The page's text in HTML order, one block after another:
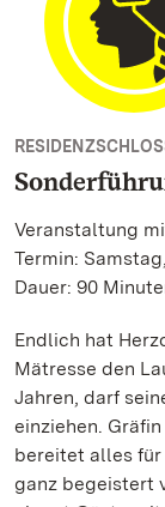
Veranstaltung
Termin:
Dauer: 90
Endlich hat
Mätresse den
Jahren, darf
einziehen.
bereitet alles für
ganz begeistert